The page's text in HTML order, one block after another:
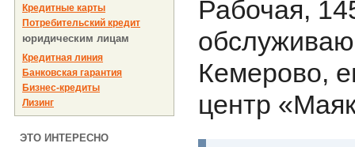
Кредитные карты
Потребительский кредит
юридическим лицам
Кредитная линия
Банковская гарантия
Бизнес-кредиты
Лизинг
ЭТО ИНТЕРЕСНО
Рабочая,
Кемерово,
центр